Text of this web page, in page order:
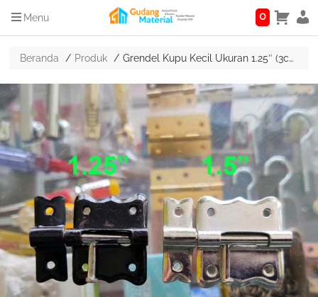
Menu 0
Beranda Produk Grendel Kupu Kecil Ukuran 1.25″ (3cm) Hitam & Putih